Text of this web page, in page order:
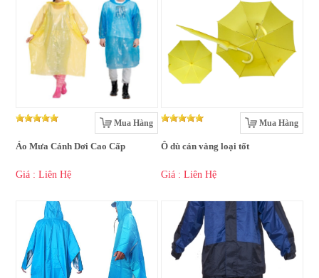
Mua Hàng
Áo Mưa Cánh Dơi Cao Cấp
Giá : Liên Hệ
Mua Hàng
Ô dù cán vàng loại tốt
Giá : Liên Hệ